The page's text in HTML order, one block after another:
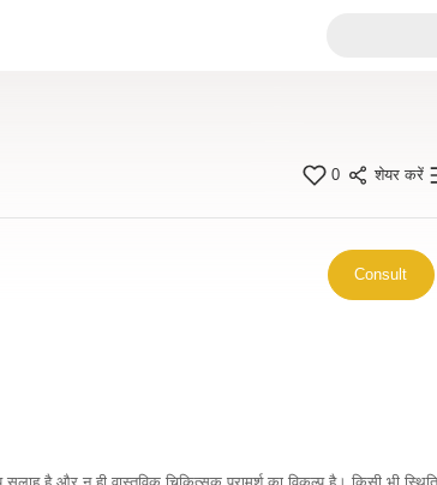
0 शेयर करें
Consult